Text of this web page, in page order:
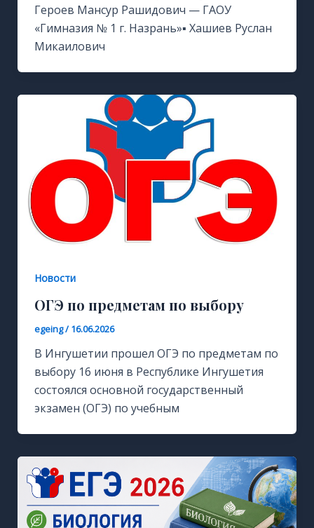
Героев Мансур Рашидович — ГАОУ
«Гимназия № 1 г. Назрань»▪️ Хашиев Руслан
Микаилович
Новости
ОГЭ по предметам по выбору
egeing/16.06.2026
В Ингушетии прошел ОГЭ по предметам по
выбору 16 июня в Республике Ингушетия
состоялся основной государственный
экзамен (ОГЭ) по учебным